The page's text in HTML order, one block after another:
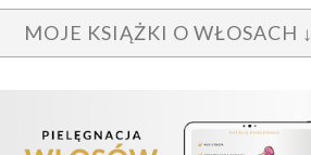
MOJE KSIĄŻKI O WŁOSACH ↓